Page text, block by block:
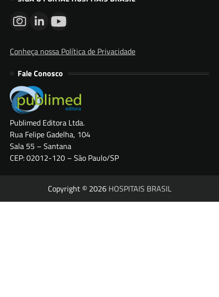
Conheça nossa Política de Privacidade
Fale Conosco
Publimed Editora Ltda.
Rua Felipe Gadelha, 104
Sala 55 – Santana
CEP: 02012-120 – São Paulo/SP
Copyright © 2026 HOSPITAIS BRASIL